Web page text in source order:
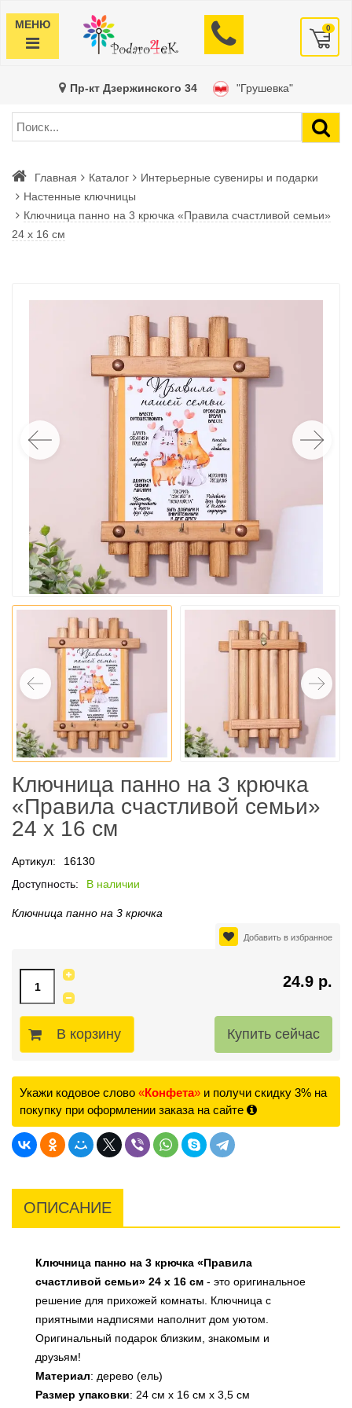
МЕНЮ 0
Пр-кт Дзержинского 34 "Грушевка"
Главная Каталог
Интерьерные сувениры и подарки
Настенные ключницы
Ключница панно на 3 крючка «Правила счастливой семьи»
24 х 16 см
Ключница панно на 3 крючка
«Правила счастливой семьи»
24 х 16 см
Артикул:
16130
Доступность:
В наличии
Ключница панно на 3 крючка
Добавить в избранное
24.9 р.
В корзину
Укажи кодовое слово «Конфета» и получи скидку 3% на
покупку при оформлении заказа на сайте
ОПИСАНИЕ
Ключница панно на 3 крючка «Правила
счастливой семьи» 24 х 16 см - это оригинальное
решение для прихожей комнаты. Ключница с
приятными надписями наполнит дом уютом.
Оригинальный подарок близким, знакомым и
друзьям!
Материал: дерево (ель)
Размер упаковки: 24 см х 16 см х 3,5 см